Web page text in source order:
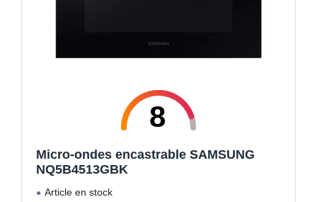
8
Micro-ondes encastrable SAMSUNG
NQ5B4513GBK
Article en stock